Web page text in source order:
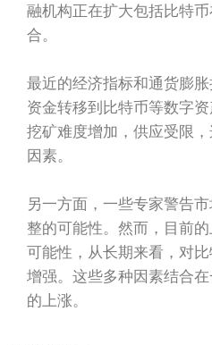
融机构正在扩大包括比特
合。
最近的经济指标和通货膨
资金转移到比特币等数字
挖矿难度增加，供应受限
因素。
另一方面，一些专家警告
整的可能性。然而，目前
可能性，从长期来看，对
增强。这些多种因素结合
的上涨。